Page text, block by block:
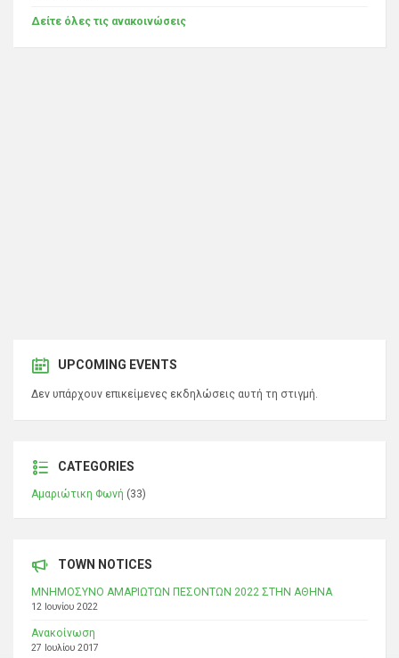
Δείτε όλες τις ανακοινώσεις
UPCOMING EVENTS
Δεν υπάρχουν επικείμενες εκδηλώσεις αυτή τη στιγμή.
CATEGORIES
Αμαριώτικη Φωνή (33)
TOWN NOTICES
ΜΝΗΜΟΣΥΝΟ ΑΜΑΡΙΩΤΩΝ ΠΕΣΟΝΤΩΝ 2022 ΣΤΗΝ ΑΘΗΝΑ
12 Ιουνίου 2022
Ανακοίνωση
27 Ιουλίου 2017